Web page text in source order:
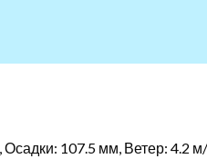
Осадки: 107.5 мм, Ветер: 4.2